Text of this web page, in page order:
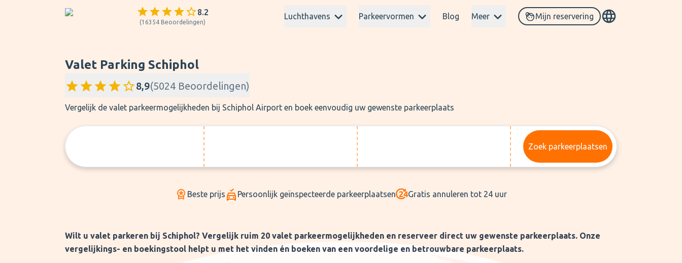
8.2
(16354 Beoordelingen)
Luchthavens Parkeervormen Blog Meer Mijn reservering
Valet Parking Schiphol
8,9(5024 Beoordelingen)
Vergelijk de valet parkeermogelijkheden bij Schiphol Airport en boek eenvoudig uw gewenste parkeerplaats
Zoek parkeerplaatsen
Beste prijs Persoonlijk geïnspecteerde parkeerplaatsen Gratis annuleren tot 24 uur
Wilt u valet parkeren bij Schiphol? Vergelijk ruim 20 valet parkeermogelijkheden en reserveer direct uw gewenste parkeerplaats. Onze
vergelijkings- en boekingstool helpt u met het vinden én boeken van een voordelige en betrouwbare parkeerplaats.